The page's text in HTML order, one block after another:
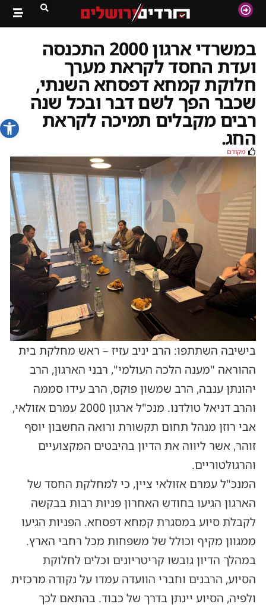
פתח
במשרדי ארגון 2000 התכנסה
ועדת החסד לקראת מערך
חלוקת קמחא דפסחא השנתי,
שכבר הפך לשם דבר ובכל שנה
רבים מקבלים תמיכה לקראת
החג.
מקודם
בישיבה השתתפו: הרב יניב עזיז – ראש מחלקת בית
ההוראה "מענה הלכה העולמי", רבני הארגון, הרב
יהונתן ענבה, הרב שמשון פוקס, הרב עידו סממה
והרב דניאל טולדנו. מנכ"ל ארגון 2000 עמרם אזולאי,
אבי רוזן מנהל תחום תקשורת ורואה החשבון יוסף
זוהר, אשר ליווה את הדיון בהיבטים המקצועיים
והרגולטוריים.
המנכ"ל עמרם אזולאי ציין, כי למחלקת החסד של
הארגון הגיעו בחודש האחרון פניות רבות בבקשה
לקבלת סיוע במסגרת קמחא דפסחא. הפניות הגיעו
ממגוון מקיף וכולל של משפחות מכל רחבי הארץ.
במהלך הדיון גובשו קריטריונים וכלים לחלוקת
הסיוע, הרבנים וחברי הוועדה עמדו על נקודה מרכזית
ולפיה, הסיוע יינתן בדרך של כבוד. בהתאם לכך